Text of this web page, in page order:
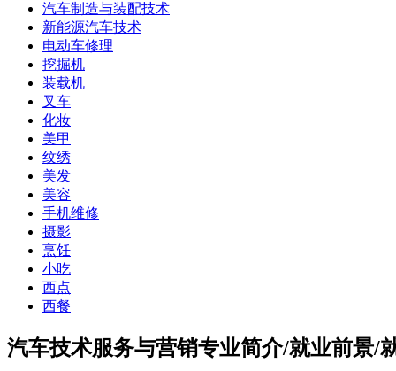
汽车制造与装配技术
新能源汽车技术
电动车修理
挖掘机
装载机
叉车
化妆
美甲
纹绣
美发
美容
手机维修
摄影
烹饪
小吃
西点
西餐
汽车技术服务与营销专业简介/就业前景/